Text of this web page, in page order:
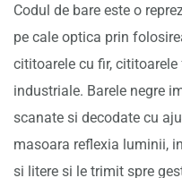
Codul de bare este o
pe cale optica prin
cititoarele cu fir,
industriale. Barele negre
scanate si decodate cu
masoara reflexia luminii,
si litere si le trimit spre